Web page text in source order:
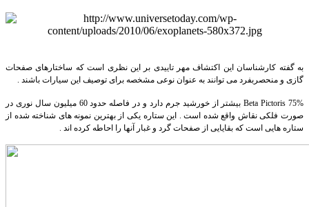
به گفته کارشناسان این اکتشاف مهر تاییدی بر این نظری است که ساختارهای صفحات
گازی و منحصربفرد می توانند به عنوان نوعی مشخصه برای توصیف این سیارات باشند .
Beta Pictoris
75% بیشتر از خورشید جرم دارد و در فاصله حدود 60 میلیون سال نوری در
صورت فلکی نقاش واقع شده است . این ستاره یکی از بهترین نمونه های شناخته شده از
ستاره هایی است که بقایایی از صفحات گرد و غبار آنها را احاطه کرده اند .